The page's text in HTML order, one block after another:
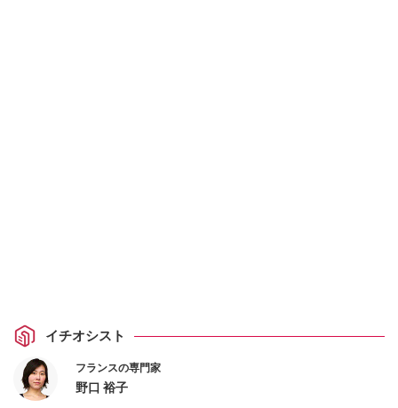
イチオシスト
フランスの専門家
野口 裕子